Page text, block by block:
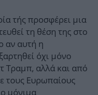
τής προσφέρει μια
τη θέση της στο
αν αυτή η
όχι μόνο
Τραμπ, αλλά και από
τους Ευρωπαίους
μόνιμα